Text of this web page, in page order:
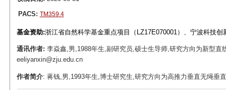
PACS: TM359.4
基金资助:浙江省自然科学基金重点项目（LZ17E070001）、宁波科技
通讯作者: 李焱鑫,男,1988年生,副研究员,硕士生导师,研究方向为新型
eeliyanxin@zju.edu.cn
作者简介: 蒋钱,男,1993年生,博士研究生,研究方向为高推力垂直无绳垂